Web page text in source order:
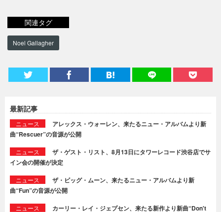
関連タグ
Noel Gallagher
最新記事
ニュース
アレックス・ウォーレン、来たるニュー・アルバムより新
曲“Rescuer”の音源が公開
ニュース
ザ・ゲスト・リスト、8月13日にタワーレコード渋谷店でサ
イン会の開催が決定
ニュース
ザ・ビッグ・ムーン、来たるニュー・アルバムより新
曲“Fun”の音源が公開
ニュース
カーリー・レイ・ジェプセン、来たる新作より新曲“Don't